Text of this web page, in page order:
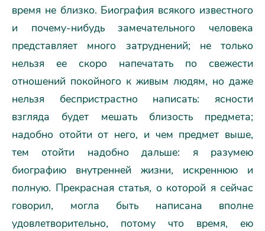
время не близко. Биография всякого известного
и почему-нибудь замечательного человека
представляет много затруднений; не только
нельзя ее скоро напечатать по свежести
отношений покойного к живым людям, но даже
нельзя беспристрастно написать: ясности
взгляда будет мешать близость предмета;
надобно отойти от него, и чем предмет выше,
тем отойти надобно дальше: я разумею
биографию внутренней жизни, искреннюю и
полную. Прекрасная статья, о которой я сейчас
говорил, могла быть написана вполне
удовлетворительно, потому что время, ею